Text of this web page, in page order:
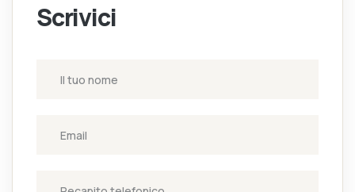
Scrivici